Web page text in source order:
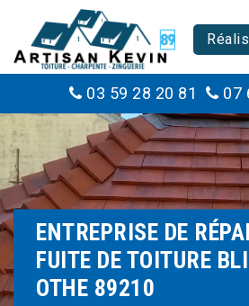
03 59 28 20 81 07
ENTREPRISE DE
FUITE DE TOITURE
OTHE 89210